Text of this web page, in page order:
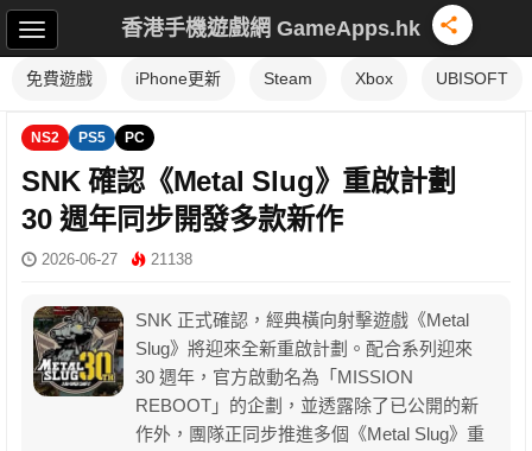
香港手機遊戲網 GameApps.hk
免費遊戲 iPhone更新 Steam Xbox UBISOFT
NS2 PS5 PC
SNK 確認《Metal Slug》重啟計劃
30 週年同步開發多款新作
2026-06-27 21138
SNK 正式確認，經典橫向射擊遊戲《Metal
Slug》將迎來全新重啟計劃。配合系列迎來
30 週年，官方啟動名為「MISSION
REBOOT」的企劃，並透露除了已公開的新
作外，團隊正同步推進多個《Metal Slug》重